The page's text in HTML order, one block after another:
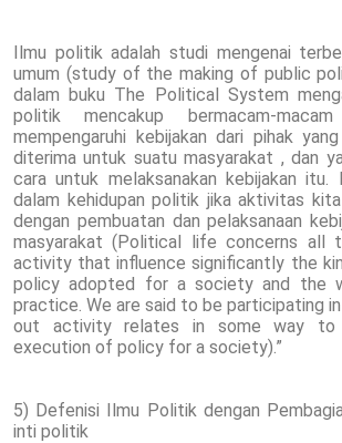
Ilmu politik adalah studi mengenai
umum (study of the making of public
dalam buku The Political System
politik mencakup bermacam-
mempengaruhi kebijakan dari pihak
diterima untuk suatu masyarakat , dan
cara untuk melaksanakan kebijakan itu.
dalam kehidupan politik jika aktivitas kita
dengan pembuatan dan pelaksanaan
masyarakat (Political life concerns all
activity that influence significantly the
policy adopted for a society and the
practice. We are said to be participating
out activity relates in some way to
execution of policy for a society).”
5) Defenisi Ilmu Politik dengan
inti politik